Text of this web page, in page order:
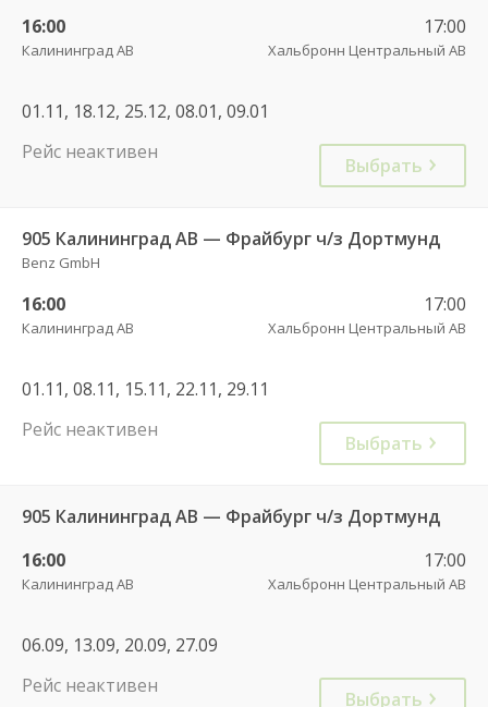
16:00
Калининград АВ
17:00
Хальбронн Центральный АВ
01.11, 18.12, 25.12, 08.01, 09.01
Рейс неактивен
Выбрать
905 Калининград АВ — Фрайбург ч/з Дортмунд
Benz GmbH
16:00
Калининград АВ
17:00
Хальбронн Центральный АВ
01.11, 08.11, 15.11, 22.11, 29.11
Рейс неактивен
Выбрать
905 Калининград АВ — Фрайбург ч/з Дортмунд
16:00
Калининград АВ
17:00
Хальбронн Центральный АВ
06.09, 13.09, 20.09, 27.09
Рейс неактивен
Выбрать